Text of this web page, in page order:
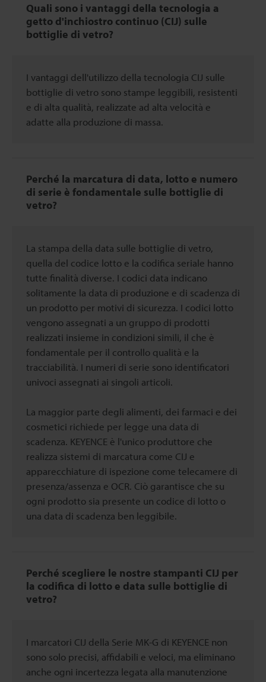
Quali sono i vantaggi della tecnologia a
getto d'inchiostro continuo (CIJ) sulle
bottiglie di vetro?
I vantaggi dell'utilizzo della tecnologia CIJ sulle
bottiglie di vetro sono stampe leggibili, resistenti
e di alta qualità, realizzate ad alta velocità e
adatte alla produzione di massa.
Perché la marcatura di data, lotto e numero
di serie è fondamentale sulle bottiglie di
vetro?
La stampa della data sulle bottiglie di vetro,
quella del codice lotto e la codifica seriale hanno
tutte finalità diverse. I codici data indicano
solitamente la data di produzione e di scadenza di
un prodotto per motivi di sicurezza. I codici lotto
vengono assegnati a un gruppo di prodotti
realizzati insieme in condizioni simili, il che è
fondamentale per il controllo qualità e la
tracciabilità. I numeri di serie sono identificatori
univoci assegnati ai singoli articoli.
La maggior parte degli alimenti, dei farmaci e dei
cosmetici richiede per legge una data di
scadenza. KEYENCE è l'unico produttore che
realizza sistemi di marcatura come CIJ e
apparecchiature di ispezione come telecamere di
presenza/assenza e OCR. Ciò garantisce che su
ogni prodotto sia presente un codice di lotto o
una data di scadenza ben leggibile.
Perché scegliere le nostre stampanti CIJ per
la codifica di lotto e data sulle bottiglie di
vetro?
I marcatori CIJ della Serie MK-G di KEYENCE non
sono solo precisi, affidabili e veloci, ma eliminano
anche ogni incertezza legata alla manutenzione